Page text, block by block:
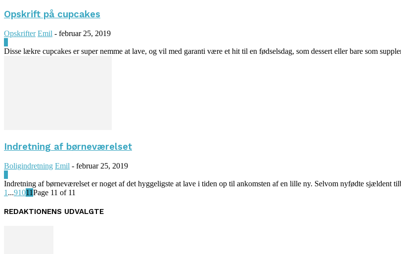
Opskrift på cupcakes
Opskrifter Emil - februar 25, 2019
Disse lækre cupcakes er super nemme at lave, og vil med garanti være et hit til en fødselsdag, som dessert eller bare som
Indretning af børneværelset
Boligindretning Emil - februar 25, 2019
Indretning af børneværelset er noget af det hyggeligste at lave i tiden op til ankomsten af en lille ny. Selvom nyfødte sjældent
1 ...91011Page 11 of 11
REDAKTIONENS UDVALGTE